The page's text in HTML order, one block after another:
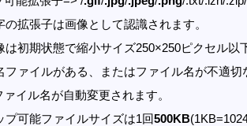
の拡張子は画像として認識されます。
は初期状態で縮小サイズ250×250ピクセル以
ファイルがある、またはファイル名が不適切
ル名が自動変更されます。
プ可能ファイルサイズは1回500KB